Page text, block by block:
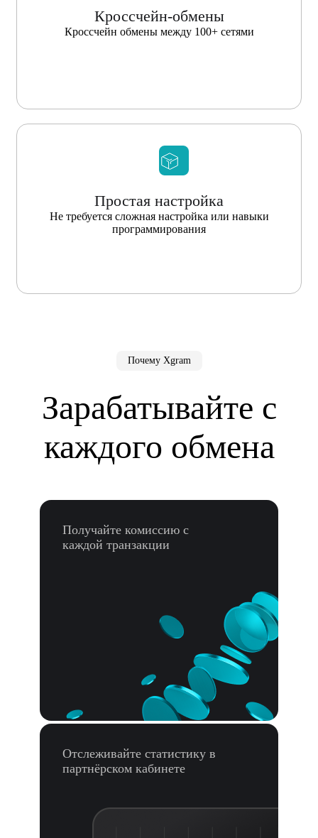
Кроссчейн-обмены
Кроссчейн обмены между 100+ сетями
Простая настройка
Не требуется сложная настройка или навыки
программирования
Почему Xgram
Зарабатывайте с
каждого обмена
Получайте комиссию с
каждой транзакции
Отслеживайте статистику в
партнёрском кабинете